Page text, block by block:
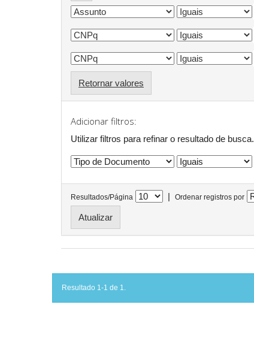
Retornar valores
Adicionar filtros:
Utilizar filtros para refinar o resultado de busca.
Resultados/Página | Ordenar registros por
Resultado 1-1 de 1.